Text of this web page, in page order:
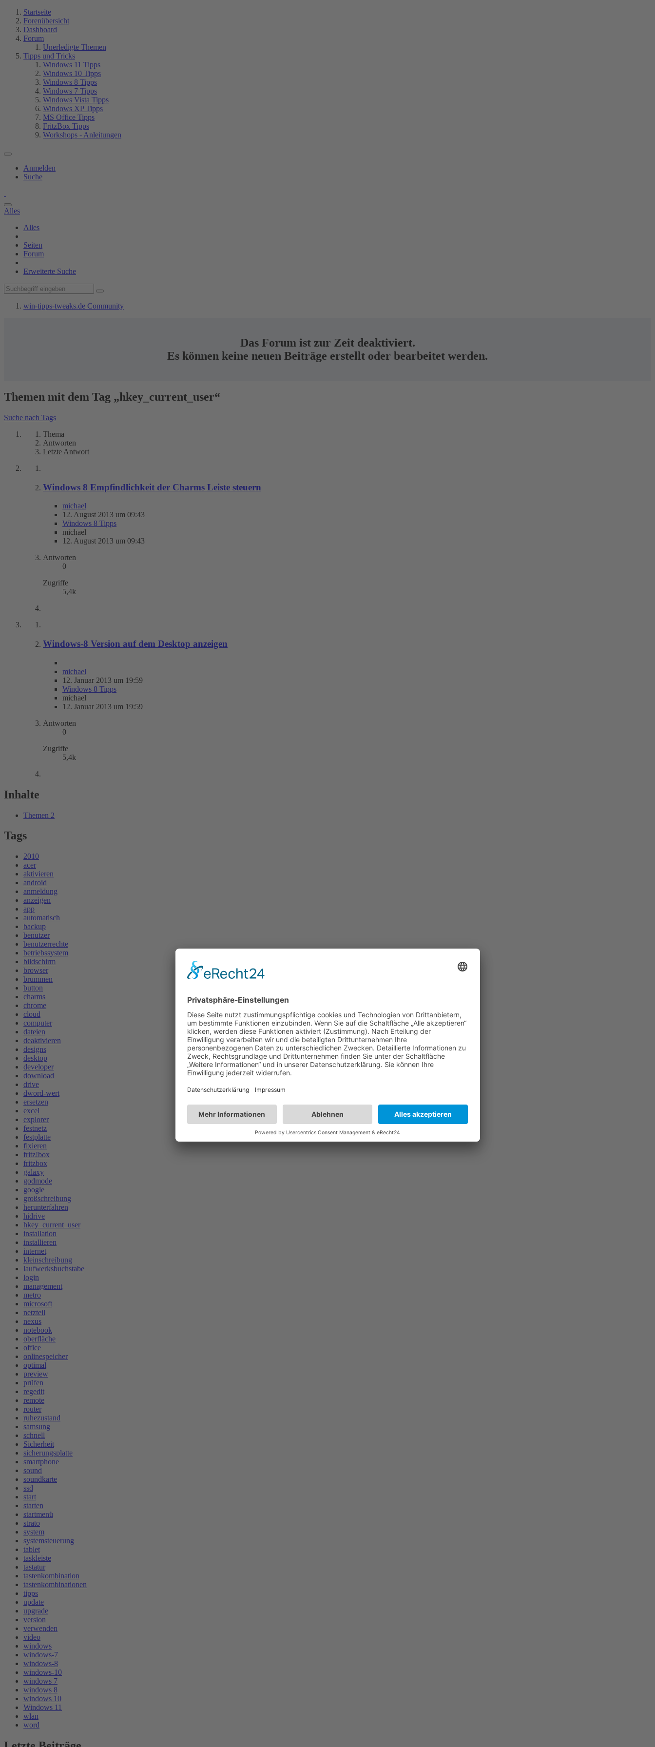
Startseite
Forenübersicht
Dashboard
Forum
Unerledigte Themen
Tipps und Tricks
Windows 11 Tipps
Windows 10 Tipps
Windows 8 Tipps
Windows 7 Tipps
Windows Vista Tipps
Windows XP Tipps
MS Office Tipps
FritzBox Tipps
Workshops - Anleitungen
Anmelden
Suche
Alles
Alles
Seiten
Forum
Erweiterte Suche
win-tipps-tweaks.de Community
Das Forum ist zur Zeit deaktiviert.
Es können keine neuen Beiträge erstellt oder bearbeitet werden.
Themen mit dem Tag „hkey_current_user“
Suche nach Tags
Thema
Antworten
Letzte Antwort
Windows 8 Empfindlichkeit der Charms Leiste steuern
michael
12. August 2013 um 09:43
Windows 8 Tipps
michael
12. August 2013 um 09:43
Antworten
0
Zugriffe
5,4k
Windows-8 Version auf dem Desktop anzeigen
michael
12. Januar 2013 um 19:59
Windows 8 Tipps
michael
12. Januar 2013 um 19:59
Antworten
0
Zugriffe
5,4k
Inhalte
Themen 2
Tags
2010
acer
aktivieren
android
anmeldung
anzeigen
app
automatisch
backup
benutzer
benutzerrechte
betriebssystem
bildschirm
browser
brummen
button
charms
chrome
cloud
computer
dateien
deaktivieren
designs
desktop
developer
download
drive
dword-wert
ersetzen
excel
explorer
festnetz
festplatte
fixieren
fritz!box
fritzbox
galaxy
godmode
google
großschreibung
herunterfahren
hidrive
hkey_current_user
installation
installieren
internet
kleinschreibung
laufwerksbuchstabe
login
management
metro
microsoft
netzteil
nexus
notebook
oberfläche
office
onlinespeicher
optimal
preview
prüfen
regedit
remote
router
ruhezustand
samsung
schnell
Sicherheit
sicherungsplatte
smartphone
sound
soundkarte
ssd
start
starten
startmenü
strato
system
systemsteuerung
tablet
taskleiste
tastatur
tastenkombination
tastenkombinationen
tipps
update
upgrade
version
verwenden
video
windows
windows-7
windows-8
windows-10
windows 7
windows 8
windows 10
Windows 11
wlan
word